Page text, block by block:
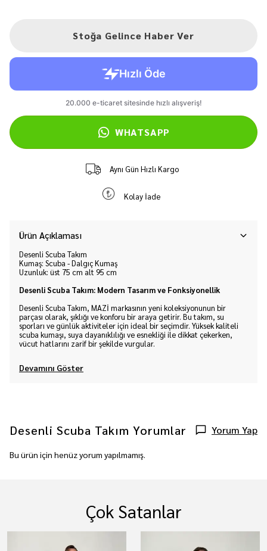
Stoğa Gelince Haber Ver
WHATSAPP
Aynı Gün Hızlı Kargo
Kolay İade
Ürün Açıklaması
Desenli Scuba Takım
Kumaş: Scuba - Dalgıç Kumaş
Uzunluk: üst 75 cm alt 95 cm
Desenli Scuba Takım: Modern Tasarım ve Fonksiyonellik
Desenli Scuba Takım, MAZİ markasının yeni koleksiyonunun bir
parçası olarak, şıklığı ve konforu bir araya getirir. Bu takım, su
sporları ve günlük aktiviteler için ideal bir seçimdir. Yüksek kaliteli
scuba kumaşı, suya dayanıklılığı ve esnekliği ile dikkat çekerken,
vücut hatlarını zarif bir şekilde vurgular.
Devamını Göster
Desenli Scuba Takım Yorumlar Yorum Yap
Bu ürün için henüz yorum yapılmamış.
Çok Satanlar